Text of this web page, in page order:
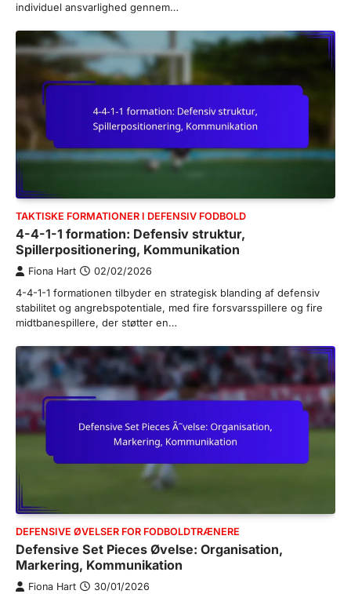
individuel ansvarlighed gennem…
TAKTISKE FORMATIONER I DEFENSIV FODBOLD
4-4-1-1 formation: Defensiv struktur,
Spillerpositionering, Kommunikation
Fiona Hart 02/02/2026
4-4-1-1 formationen tilbyder en strategisk blanding af defensiv
stabilitet og angrebspotentiale, med fire forsvarsspillere og fire
midtbanespillere, der støtter en…
DEFENSIVE ØVELSER FOR FODBOLDTRÆNERE
Defensive Set Pieces Øvelse: Organisation,
Markering, Kommunikation
Fiona Hart 30/01/2026